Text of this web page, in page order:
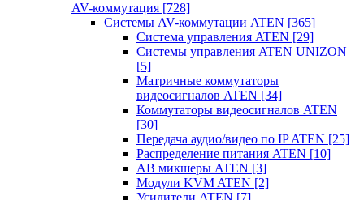
AV-коммутация [728]
Системы AV-коммутации ATEN [365]
Система управления ATEN [29]
Системы управления ATEN UNIZON
[5]
Матричные коммутаторы
видеосигналов ATEN [34]
Коммутаторы видеосигналов ATEN
[30]
Передача аудио/видео по IP ATEN [25]
Распределение питания ATEN [10]
АВ микшеры ATEN [3]
Модули KVM ATEN [2]
Усилители ATEN [7]